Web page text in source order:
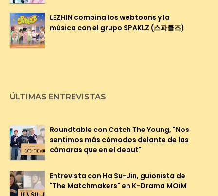
LEZHIN combina los webtoons y la
música con el grupo SPAKLZ (스파클즈)
ÚLTIMAS ENTREVISTAS
Roundtable con Catch The Young, "Nos
sentimos más cómodos delante de las
cámaras que en el debut"
Entrevista con Ha Su-Jin, guionista de
"The Matchmakers" en K-Drama MOiM